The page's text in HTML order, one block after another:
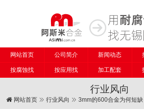
网站首页 公司简介 新闻动态
按腐蚀找 按应用找 加工配套
行业风向
网站首页 行业风向 3mm的600合金为何短